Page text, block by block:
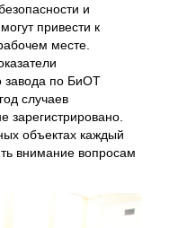
и
привести к
месте.
завода по БиОТ
случаев
зарегистрировано.
объектах каждый
внимание вопросам